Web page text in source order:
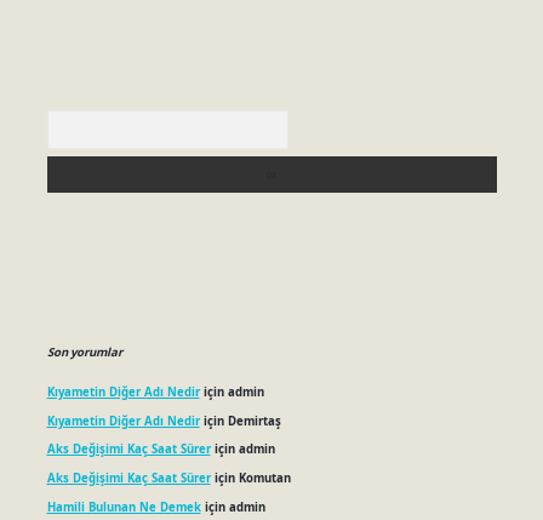
Son yorumlar
Kıyametin Diğer Adı Nediriçin admin
Kıyametin Diğer Adı Nediriçin Demirtaş
Aks Değişimi Kaç Saat Süreriçin admin
Aks Değişimi Kaç Saat Süreriçin Komutan
Hamili Bulunan Ne Demekiçin admin